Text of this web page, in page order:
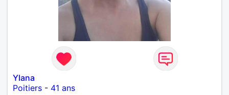
Ylana
Poitiers - 41 ans